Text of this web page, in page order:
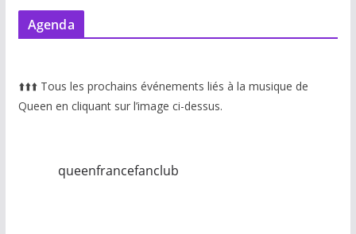
Agenda
⬆️⬆️⬆️ Tous les prochains événements liés à la musique de
Queen en cliquant sur l’image ci-dessus.
queenfrancefanclub